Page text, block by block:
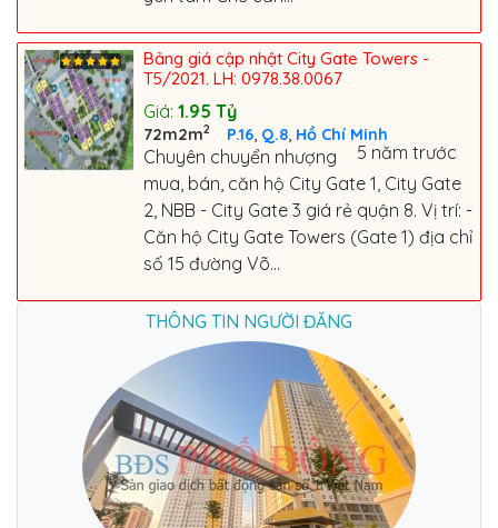
Bảng giá cập nhật City Gate Towers -
T5/2021. LH: 0978.38.0067
Giá: 1.95 Tỷ
72m2m2 P.16 Q.8 Hồ Chí Minh
5 năm trước
Chuyên chuyển nhượng
mua, bán, căn hộ City Gate 1, City Gate
2, NBB - City Gate 3 giá rẻ quận 8. Vị trí: -
Căn hộ City Gate Towers (Gate 1) địa chỉ
số 15 đường Võ...
THÔNG TIN NGƯỜI ĐĂNG